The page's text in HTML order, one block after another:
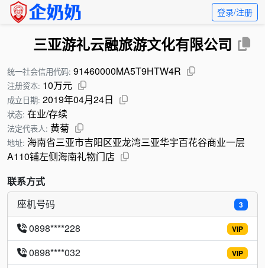
登录/注册
三亚游礼云融旅游文化有限公司
统一社会信用代码: 91460000MA5T9HTW4R
注册资本: 10万元
成立日期: 2019年04月24日
状态: 在业/存续
法定代表人: 黄菊
地址: 海南省三亚市吉阳区亚龙湾三亚华宇百花谷商业一层
A110铺左侧海南礼物门店
联系方式
3
座机号码
VIP
0898****228
VIP
0898****032